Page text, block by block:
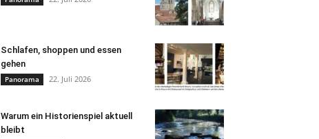
Schlafen, shoppen und essen
gehen
Panorama 22. Juli 2026
Warum ein Historienspiel aktuell
bleibt